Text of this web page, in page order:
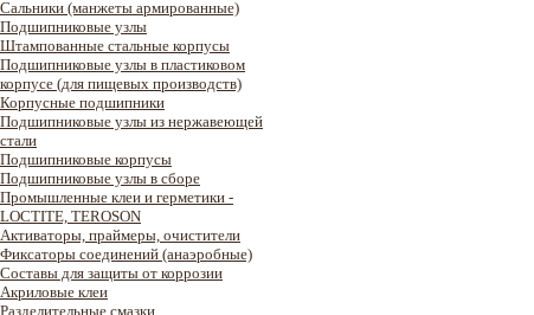
Сальники (манжеты армированные)
Подшипниковые узлы
Штампованные стальные корпусы
Подшипниковые узлы в пластиковом
корпусе (для пищевых производств)
Корпусные подшипники
Подшипниковые узлы из нержавеющей
стали
Подшипниковые корпусы
Подшипниковые узлы в сборе
Промышленные клеи и герметики -
LOCTITE, TEROSON
Активаторы, праймеры, очистители
Фиксаторы соединений (анаэробные)
Составы для защиты от коррозии
Акриловые клеи
Разделительные смазки